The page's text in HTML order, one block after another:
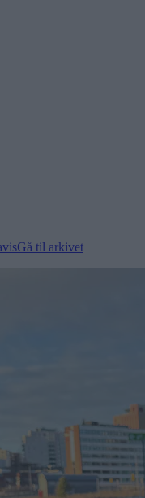
Gå til arkivet